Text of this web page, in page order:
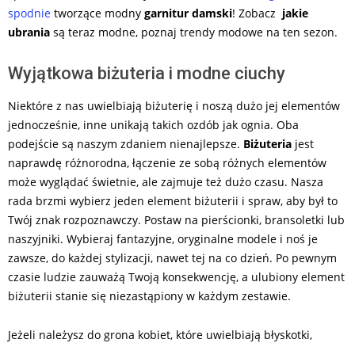
spodnie tworzące modny garnitur damski! Zobacz jakie
ubrania są teraz modne, poznaj trendy modowe na ten sezon.
Wyjątkowa biżuteria i modne ciuchy
Niektóre z nas uwielbiają biżuterię i noszą dużo jej elementów
jednocześnie, inne unikają takich ozdób jak ognia. Oba
podejście są naszym zdaniem nienajlepsze. Biżuteria jest
naprawdę różnorodna, łączenie ze sobą różnych elementów
może wyglądać świetnie, ale zajmuje też dużo czasu. Nasza
rada brzmi wybierz jeden element biżuterii i spraw, aby był to
Twój znak rozpoznawczy. Postaw na pierścionki, bransoletki lub
naszyjniki. Wybieraj fantazyjne, oryginalne modele i noś je
zawsze, do każdej stylizacji, nawet tej na co dzień. Po pewnym
czasie ludzie zauważą Twoją konsekwencję, a ulubiony element
biżuterii stanie się niezastąpiony w każdym zestawie.
Jeżeli należysz do grona kobiet, które uwielbiają błyskotki,